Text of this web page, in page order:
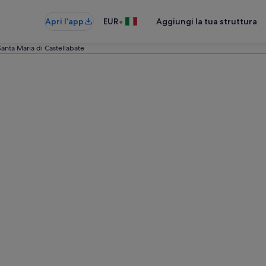
Apri l’app EUR• Aggiungi la tua struttura
Maria di Castellabate